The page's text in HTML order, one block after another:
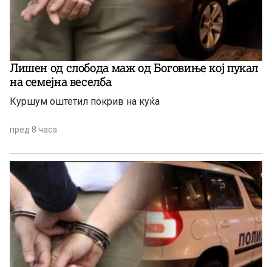
Лишен од слобода маж од Боговиње кој пукал
на семејна веселба
Куршум оштетил покрив на куќа
пред 8 часа